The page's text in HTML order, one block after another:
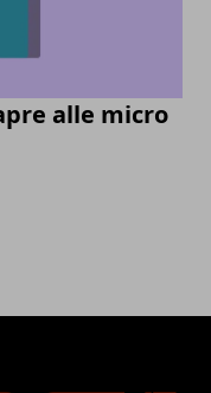
alle micro